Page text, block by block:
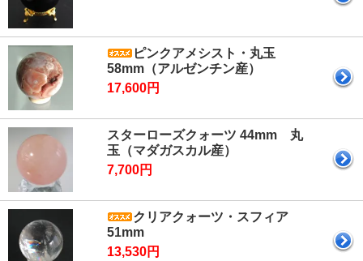
ピンクアメシスト・丸玉
58mm（アルゼンチン産）
17,600円
スターローズクォーツ 44mm 丸
玉（マダガスカル産）
7,700円
クリアクォーツ・スフィア
51mm
13,530円